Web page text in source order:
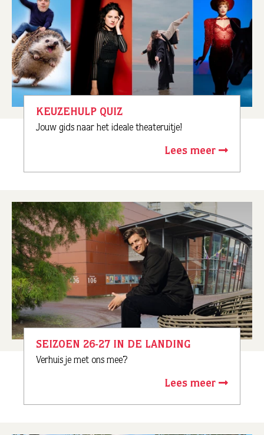
KEUZEHULP QUIZ
Jouw gids naar het ideale theateruitje!
Lees meer
SEIZOEN 26-27 IN DE LANDING
Verhuis je met ons mee?
Lees meer